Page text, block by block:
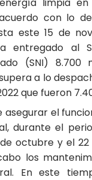
con lo
este 15 de
entregado al
(SNI) 8.700
a lo
que fueron
asegurar el
durante el
octubre y el 22
los
En este